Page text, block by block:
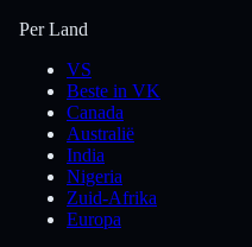
Per Land
VS
Beste in VK
Canada
Australië
India
Nigeria
Zuid-Afrika
Europa